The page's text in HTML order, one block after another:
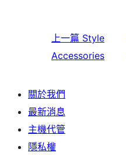
上一篇 Style
Accessories
關於我們
最新消息
主機代管
隱私權